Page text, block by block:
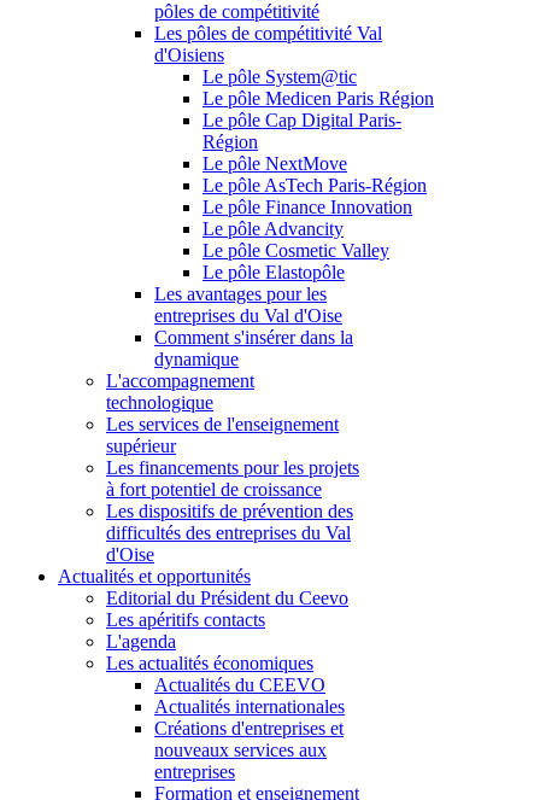
pôles de compétitivité
Les pôles de compétitivité Val
d'Oisiens
Le pôle System@tic
Le pôle Medicen Paris Région
Le pôle Cap Digital Paris-
Région
Le pôle NextMove
Le pôle AsTech Paris-Région
Le pôle Finance Innovation
Le pôle Advancity
Le pôle Cosmetic Valley
Le pôle Elastopôle
Les avantages pour les
entreprises du Val d'Oise
Comment s'insérer dans la
dynamique
L'accompagnement
technologique
Les services de l'enseignement
supérieur
Les financements pour les projets
à fort potentiel de croissance
Les dispositifs de prévention des
difficultés des entreprises du Val
d'Oise
Actualités et opportunités
Editorial du Président du Ceevo
Les apéritifs contacts
L'agenda
Les actualités économiques
Actualités du CEEVO
Actualités internationales
Créations d'entreprises et
nouveaux services aux
entreprises
Formation et enseignement